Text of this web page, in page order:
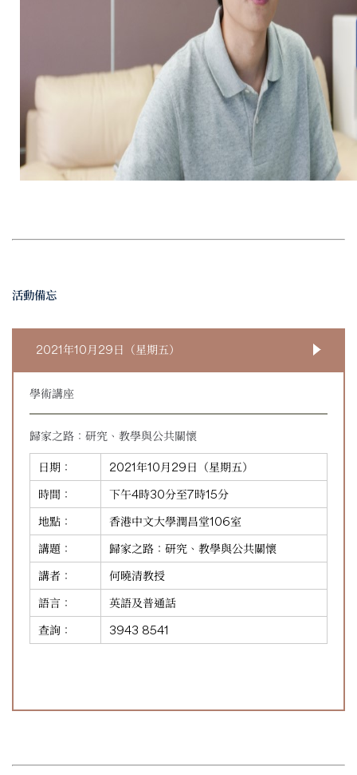
活動備忘
2021年10月29日（星期五）
學術講座
歸家之路：研究、教學與公共關懷
日期：
2021年10月29日（星期五）
時間：
下午4時30分至7時15分
地點：
香港中文大學潤昌堂106室
講題：
歸家之路：研究、教學與公共關懷
講者：
何曉清教授
語言：
英語及普通話
查詢：
3943 8541